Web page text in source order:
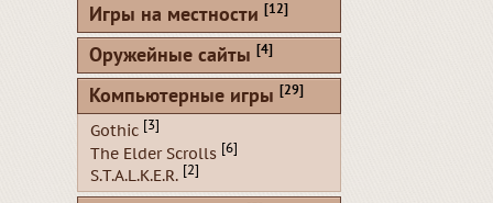
Игры на местности [12]
Оружейные сайты [4]
Компьютерные игры [29]
Gothic [3]
The Elder Scrolls [6]
S.T.A.L.K.E.R. [2]